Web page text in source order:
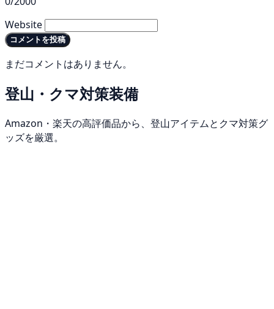
Website
コメントを投稿
まだコメントはありません。
登山・クマ対策装備
Amazon・楽天の高評価品から、登山アイテムとクマ対策グ
ッズを厳選。